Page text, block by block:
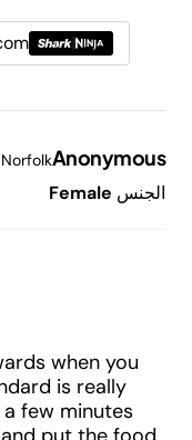
Anonymous
Norfolk
الجنس Female
when you
is really
few minutes